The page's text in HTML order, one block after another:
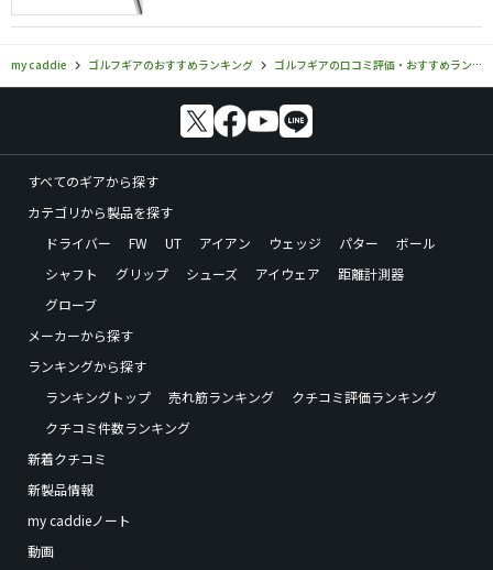
my caddie ゴルフギアのおすすめランキング ゴルフギアの口コミ評価・おすすめランキング
すべてのギアから探す
カテゴリから製品を探す
ドライバー
FW UT アイアン ウェッジ パター
ボール
シャフト
グリップ シューズ アイウェア
距離計測器
グローブ
メーカーから探す
ランキングから探す
ランキングトップ
売れ筋ランキング
クチコミ評価ランキング
クチコミ件数ランキング
新着クチコミ
新製品情報
my caddieノート
動画